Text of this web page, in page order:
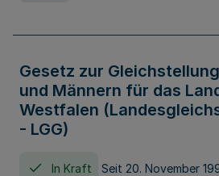
Gesetz zur
und Männern für das
Westfalen
- LGG)
In Kraft Seit 20. November